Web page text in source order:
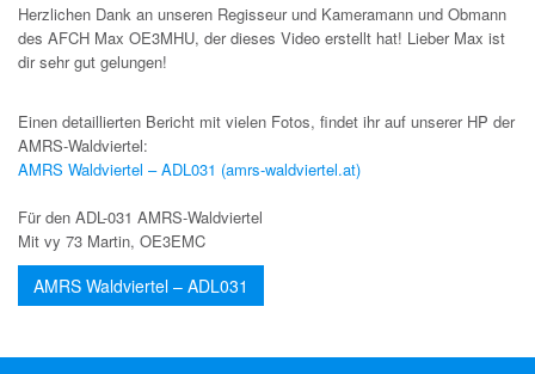
Herzlichen Dank an unseren Regisseur und Kameramann und Obmann
des AFCH Max OE3MHU, der dieses Video erstellt hat! Lieber Max ist
dir sehr gut gelungen!
Einen detaillierten Bericht mit vielen Fotos, findet ihr auf unserer HP der
AMRS-Waldviertel:
AMRS Waldviertel – ADL031 (amrs-waldviertel.at)
Für den ADL-031 AMRS-Waldviertel
Mit vy 73 Martin, OE3EMC
AMRS Waldviertel – ADL031